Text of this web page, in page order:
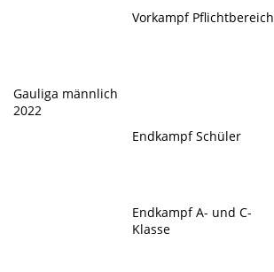
Vorkampf Pflichtbereich
Gauliga männlich
2022
Endkampf Schüler
Endkampf A- und C-
Klasse